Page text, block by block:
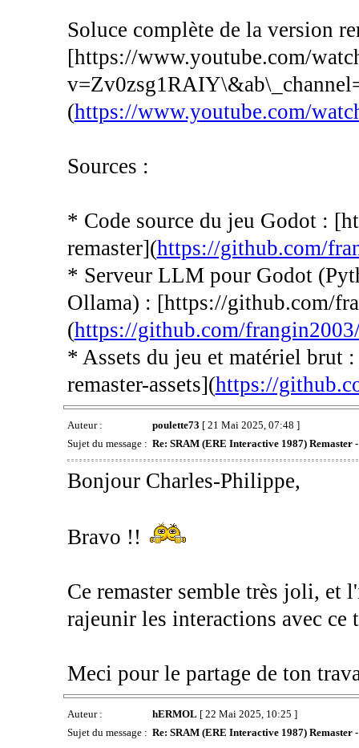
Soluce complète de la version
[https://www.youtube.com/
(https://www.youtube.com/
Sources :
* Code source du jeu Godot :
remaster](https://github.com/
* Serveur LLM pour Godot
Ollama) : [https://github.com/
(https://github.com/
* Assets du jeu et matériel brut
remaster-assets](https://
Auteur : poulette73 [ 21 Mai 2025, 07:48 ]
Sujet du message : Re: SRAM (ERE Interactive 1987) Remaster
Bonjour Charles-Philippe,
Bravo !!
Ce remaster semble très joli, et
rajeunir les interactions avec ce
Meci pour le partage de ton
Auteur : hERMOL [ 22 Mai 2025, 10:25 ]
Sujet du message : Re: SRAM (ERE Interactive 1987) Remaster